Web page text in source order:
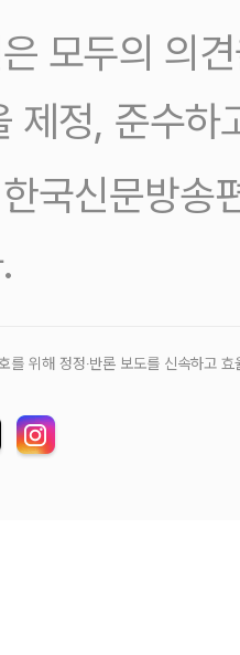
모두의 의
제정, 준수하
국신문방송
를 위해 정정‧반론 보도를 신속하고